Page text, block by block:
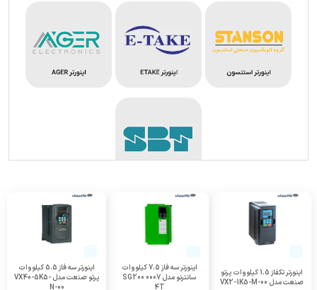
اینورتر تکفاز 1.5 کیلووات پرتو
صنعت مدل VX2-1K5-M-00
اینورتر سه فاز 7.5 کیلووات
سانترنو مدل SG200 0007
4T
اینورتر سه فاز 5.5 کیلووات
پرتو صنعت مدل VX40-5K5-
N-00